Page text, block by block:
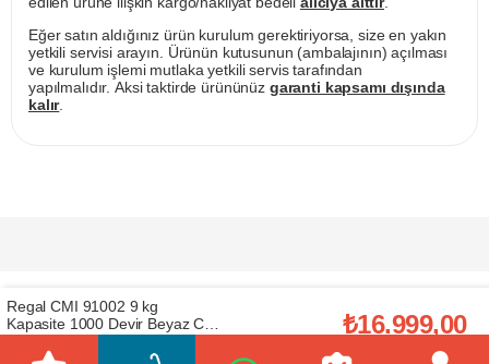
Eğer satın aldığınız ürün kurulum gerektiriyorsa, size en yakın
yetkili servisi arayın. Ürünün kutusunun (ambalajının) açılması
ve kurulum işlemi mutlaka yetkili servis tarafından
yapılmalıdır. Aksi taktirde ürününüz garanti kapsamı dışında
kalır.
Prijavite se za naše E-mail novosti
Regal CMI 91002 9 kg
Kapasite 1000 Devir Beyaz C
(REGAL.20264312)
₺16.999,00